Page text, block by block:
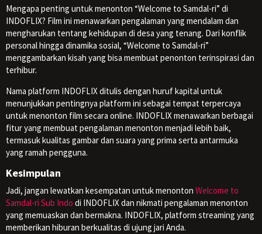
Mengapa penting untuk menonton “Welcome to Samdal-ri” di
INDOFLIX? Film ini menawarkan pengalaman yang mendalam dan
mengharukan tentang kehidupan di desa yang tenang. Dari konflik
personal hingga dinamika sosial, “Welcome to Samdal-ri”
menggambarkan kisah yang bisa membuat penonton terinspirasi dan
terhibur.
Nama platform INDOFLIX ditulis dengan huruf kapital untuk
menunjukkan pentingnya platform ini sebagai tempat terpercaya
untuk menonton film secara online. INDOFLIX menawarkan berbagai
fitur yang membuat pengalaman menonton menjadi lebih baik,
termasuk kualitas gambar dan suara yang prima serta antarmuka
yang ramah pengguna.
Kesimpulan
Jadi, jangan lewatkan kesempatan untuk menonton Welcome to
Samdal-ri Sub Indo di INDOFLIX dan nikmati pengalaman menonton
yang memuaskan dan bermakna. INDOFLIX, platform streaming yang
memberikan hiburan berkualitas di ujung jari Anda.